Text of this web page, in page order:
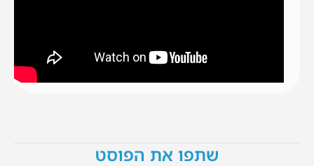
שתפו את הפוסט